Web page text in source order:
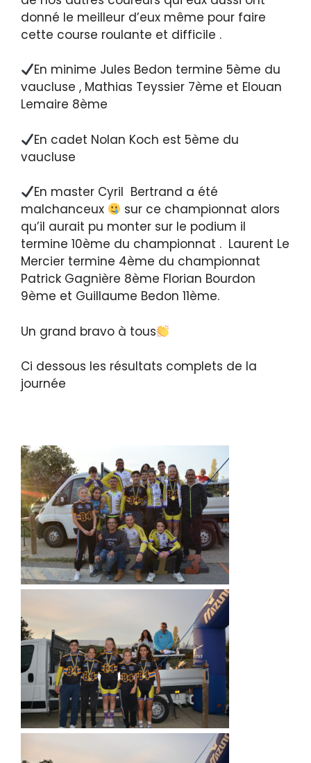
donné le meilleur d’eux même pour faire
cette course roulante et difficile .
En minime Jules Bedon termine 5ème du
vaucluse , Mathias Teyssier 7ème et Elouan
Lemaire 8ème
En cadet Nolan Koch est 5ème du
vaucluse
En master Cyril Bertrand a été
malchanceux
sur ce championnat alors
qu’il aurait pu monter sur le podium il
termine 10ème du championnat . Laurent Le
Mercier termine 4ème du championnat
Patrick Gagnière 8ème Florian Bourdon
9ème et Guillaume Bedon 11ème.
Un grand bravo à tous
Ci dessous les résultats complets de la
journée